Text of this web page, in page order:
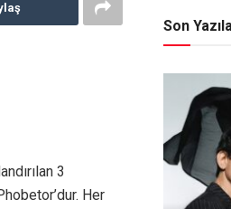
3
Her
Son